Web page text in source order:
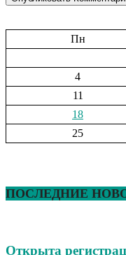
Пн
4
11
18
25
ПОСЛЕДНИЕ
Открыта